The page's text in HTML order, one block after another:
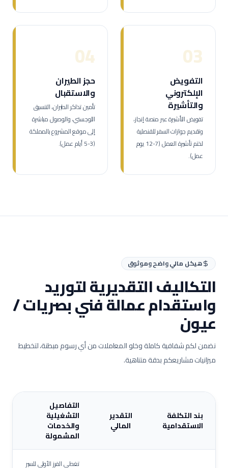
03
التفويض
الإلكتروني
والتأشيرة
تفويض التأشيرة عبر منصة إنجاز،
وتقديم جوازات السفر للقنصلية
لختم تأشيرة العمل (7-12 يوم
عمل).
04
حجز الطيران
والاستقبال
تأمين تذاكر الطيران، التنسيق
اللوجستي، والوصول مباشرة
إلى موقع المشروع بالمملكة
(3-5 أيام عمل).
هيكل مالي واضح وموثوق
التكاليف التقديرية لتوريد
واستقدام عمالةفني بصريات /
عيون
نضمن لكم شفافية كاملة وخلو المعاملات من أي رسوم مبطنة، لتخطيط
ميزانيات مشاريعكم بدقة متناهية.
بند التكلفة
الاستقدامية
التقدير
المالي
التفاصيل
التشغيلية
والخدمات
المشمولة
تغطي الفرز الأولي للسير